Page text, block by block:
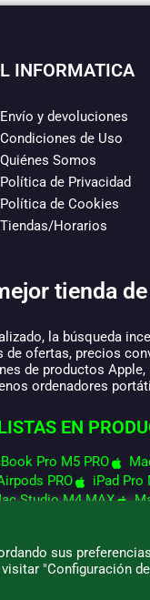
INFORMATICA
Envío y devoluciones
Condiciones de Uso
Quiénes Somos
Política de Privacidad
Política de Cookies
Tiendas/Horarios
tienda
la búsqueda
ofertas, precios
de productos Apple,
ordenadores
EN
Pro M5 PRO
PRO iPad Pro
Studio M4 MAX
sus
"Configuración